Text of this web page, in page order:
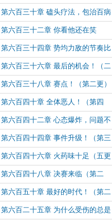
第六百三十章 磕头疗法，包治百病
（二合一）
第六百三十二章 你看他还在笑
第六百三十四章 势均力敌的节奏比
拼？（二合一）
第六百三十六章 最后的机会！（二
合一）
第六百三十八章 赛点！（第二更）
第六百四十章 全体恶人！（第四
更！）
第六百四十二章 心态爆炸，问题不
大（第一更）
第六百四十四章 事件升级！（第三
更！）
第六百四十六章 火药味十足（五更
求月票！）
第六百四十八章 决赛来临（第二
更）
第六百五十章 最好的时代！（第二
更）
第六百二十五章 为什么受伤的总是